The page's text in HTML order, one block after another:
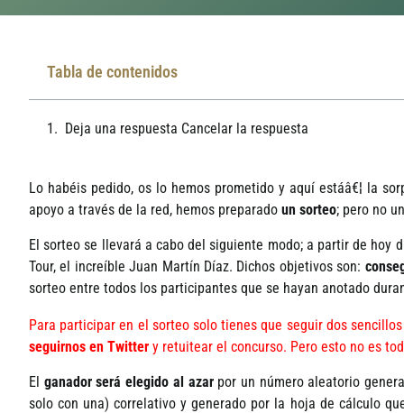
Tabla de contenidos
Deja una respuesta Cancelar la respuesta
Lo habéis pedido, os lo hemos prometido y aquí­ estáâ€¦ la
apoyo a través de la red, hemos preparado un sorteo; pero no
El sorteo se llevará a cabo del siguiente modo; a partir de hoy
Tour, el increí­ble Juan Martí­n Dí­az. Dichos objetivos son:
sorteo entre todos los participantes que se hayan anotado
Para participar en el sorteo solo tienes que seguir dos
seguirnos en Twitter y retuitear el concurso. Pero esto no es
El ganador será elegido al azarpor un número aleatorio
solo con una) correlativo y generado por la hoja de cálculo